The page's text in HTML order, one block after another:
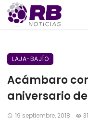
LAJA-BAJÍO
Acámbaro
aniversario
19 septiembre, 2018